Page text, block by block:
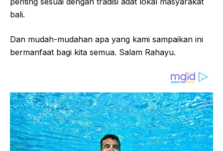
bali.
Dan mudah-mudahan apa yang kami sampaikan ini
bermanfaat bagi kita semua. Salam Rahayu.